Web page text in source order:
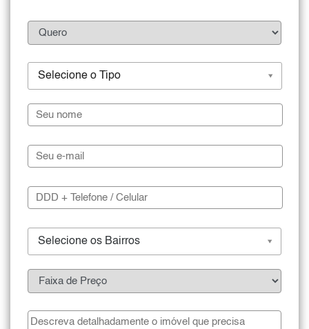
Selecione o Tipo
Selecione os Bairros